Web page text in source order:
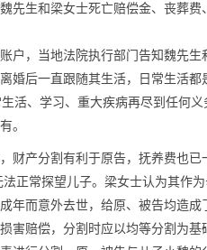
先生和梁女士死亡赔偿金、丧葬
户，当地法院执行部门告知魏先生
婚后一直跟随其生活，日常生活
活、学习、重大疾病再尽到任何
。
财产分割有利于原告，抚养费也
正常探望儿子。梁女士认为其作
年而意外去世，给原、被告均造
害赔偿，分割时应以均等分割为